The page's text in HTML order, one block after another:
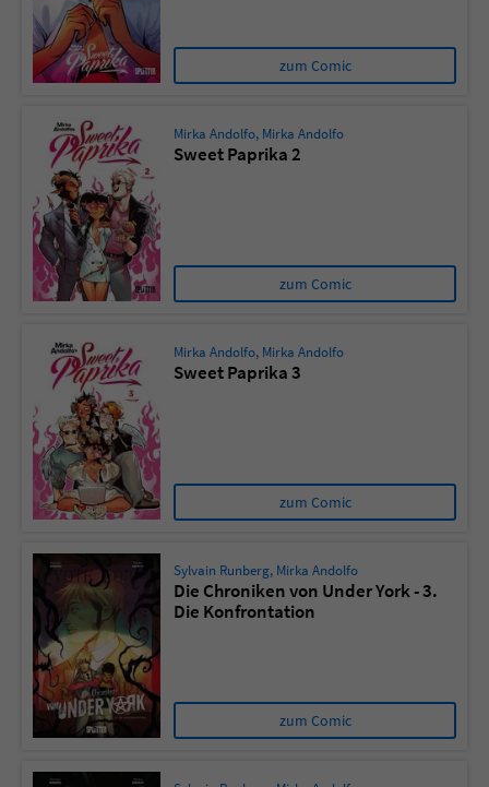
zum Comic
Mirka Andolfo, Mirka Andolfo
Sweet Paprika 2
zum Comic
Mirka Andolfo, Mirka Andolfo
Sweet Paprika 3
zum Comic
Sylvain Runberg, Mirka Andolfo
Die Chroniken von Under York - 3.
Die Konfrontation
zum Comic